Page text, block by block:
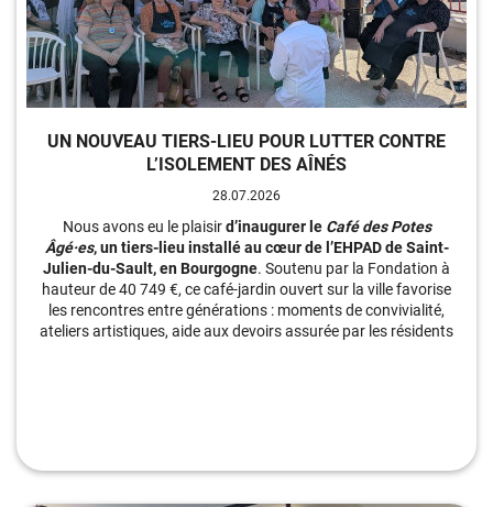
UN NOUVEAU TIERS-LIEU POUR LUTTER CONTRE
L’ISOLEMENT DES AÎNÉS
28.07.2026
Nous avons eu le plaisird’inaugurer le Café des Potes
Âgé·es, un tiers-lieu installé au cœur de l’EHPAD de Saint-
Julien-du-Sault, en Bourgogne. Soutenu par la Fondation à
hauteur de 40 749 €, ce café-jardin ouvert sur la ville favorise
les rencontres entre générations : moments de convivialité,
ateliers artistiques, aide aux devoirs assurée par les résidents